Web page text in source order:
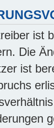
ist
Die
ist